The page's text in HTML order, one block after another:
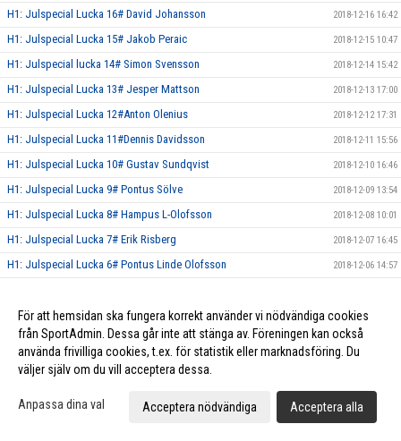
H1: Julspecial Lucka 16# David Johansson 2018-12-16 16:42
H1: Julspecial Lucka 15# Jakob Peraic 2018-12-15 10:47
H1: Julspecial lucka 14# Simon Svensson 2018-12-14 15:42
H1: Julspecial Lucka 13# Jesper Mattson 2018-12-13 17:00
H1: Julspecial Lucka 12#Anton Olenius 2018-12-12 17:31
H1: Julspecial Lucka 11#Dennis Davidsson 2018-12-11 15:56
H1: Julspecial Lucka 10# Gustav Sundqvist 2018-12-10 16:46
H1: Julspecial Lucka 9# Pontus Sölve 2018-12-09 13:54
H1: Julspecial Lucka 8# Hampus L-Olofsson 2018-12-08 10:01
H1: Julspecial Lucka 7# Erik Risberg 2018-12-07 16:45
H1: Julspecial Lucka 6# Pontus Linde Olofsson 2018-12-06 14:57
H1: Julspecial Lucka 4# Patrik Liimatainen 2018-12-04 16:37
H1: Julspecial Lucka 3# Hugo Norlund 2018-12-03 07:21
H1: Julspecial Lucka 2# Simon Lindblad
2018-12-01 11:59
Herr Elit släpper Julkalender! 2018-11-28 21:41
För att hemsidan ska fungera korrekt använder vi nödvändiga cookies
från SportAdmin. Dessa går inte att stänga av. Föreningen kan också
använda frivilliga cookies, t.ex. för statistik eller marknadsföring. Du
väljer själv om du vill acceptera dessa.
Anpassa dina val Acceptera nödvändiga Acceptera alla